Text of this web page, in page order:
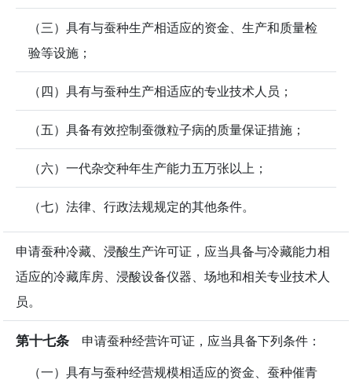
（三）具有与蚕种生产相适应的资金、生产和质量检
验等设施；
（四）具有与蚕种生产相适应的专业技术人员；
（五）具备有效控制蚕微粒子病的质量保证措施；
（六）一代杂交种年生产能力五万张以上；
（七）法律、行政法规规定的其他条件。
申请蚕种冷藏、浸酸生产许可证，应当具备与冷藏能力相
适应的冷藏库房、浸酸设备仪器、场地和相关专业技术人
员。
第十七条 申请蚕种经营许可证，应当具备下列条件：
（一）具有与蚕种经营规模相适应的资金、蚕种催青